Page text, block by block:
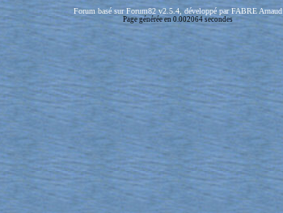
Forum basé sur Forum82 v2.5.4, développé par FABRE Arnaud
Page générée en 0.002064 secondes